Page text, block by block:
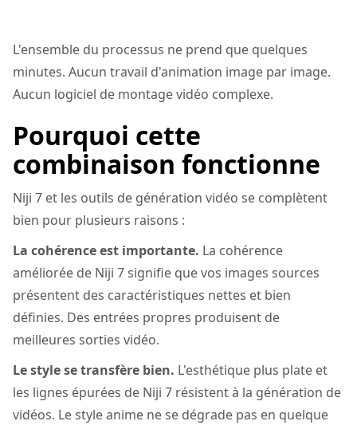
L'ensemble du processus ne prend que quelques
minutes. Aucun travail d'animation image par image.
Aucun logiciel de montage vidéo complexe.
Pourquoi cette
combinaison fonctionne
Niji 7 et les outils de génération vidéo se complètent
bien pour plusieurs raisons :
La cohérence est importante. La cohérence
améliorée de Niji 7 signifie que vos images sources
présentent des caractéristiques nettes et bien
définies. Des entrées propres produisent de
meilleures sorties vidéo.
Le style se transfère bien. L'esthétique plus plate et
les lignes épurées de Niji 7 résistent à la génération de
vidéos. Le style anime ne se dégrade pas en quelque